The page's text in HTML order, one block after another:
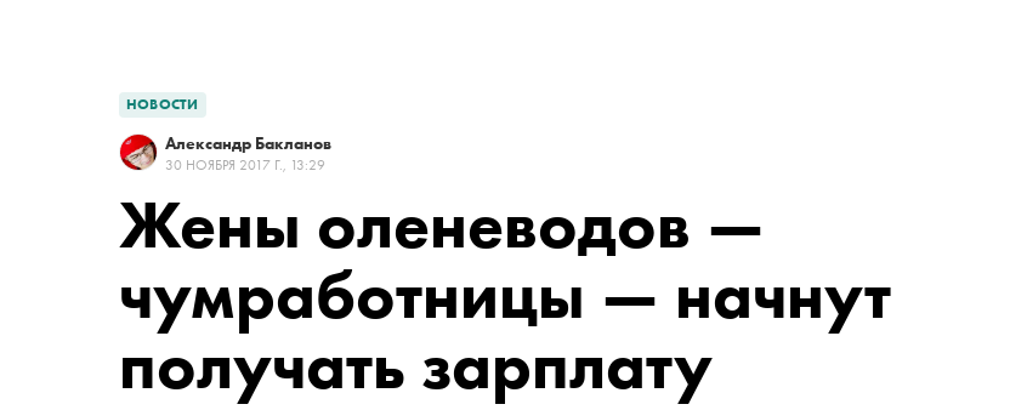
НОВОСТИ
Александр Бакланов
30 НОЯБРЯ 2017 Г., 13:29
Жены оленеводов —
чумработницы — начнут
получать зарплату